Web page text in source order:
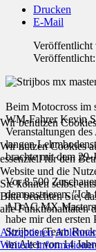
Drucken
E-Mail
Veröffentlicht
Beim Motocross im
WM-Fahrer Kevin
Veranstaltungen
langen
brachte mit dem 29-
Vor 8.500
demonstrieren. "Ich
ADAC MX
habe mir den
Strijbos (Team
im Alter von 14
Wir benutzen Cookies
Wir nutzen Cookies
essenziell für den
Website und die
Sie können selbst
Bitte beachten Sie,
alle Funktionalitäten
Akzeptieren
Weitere